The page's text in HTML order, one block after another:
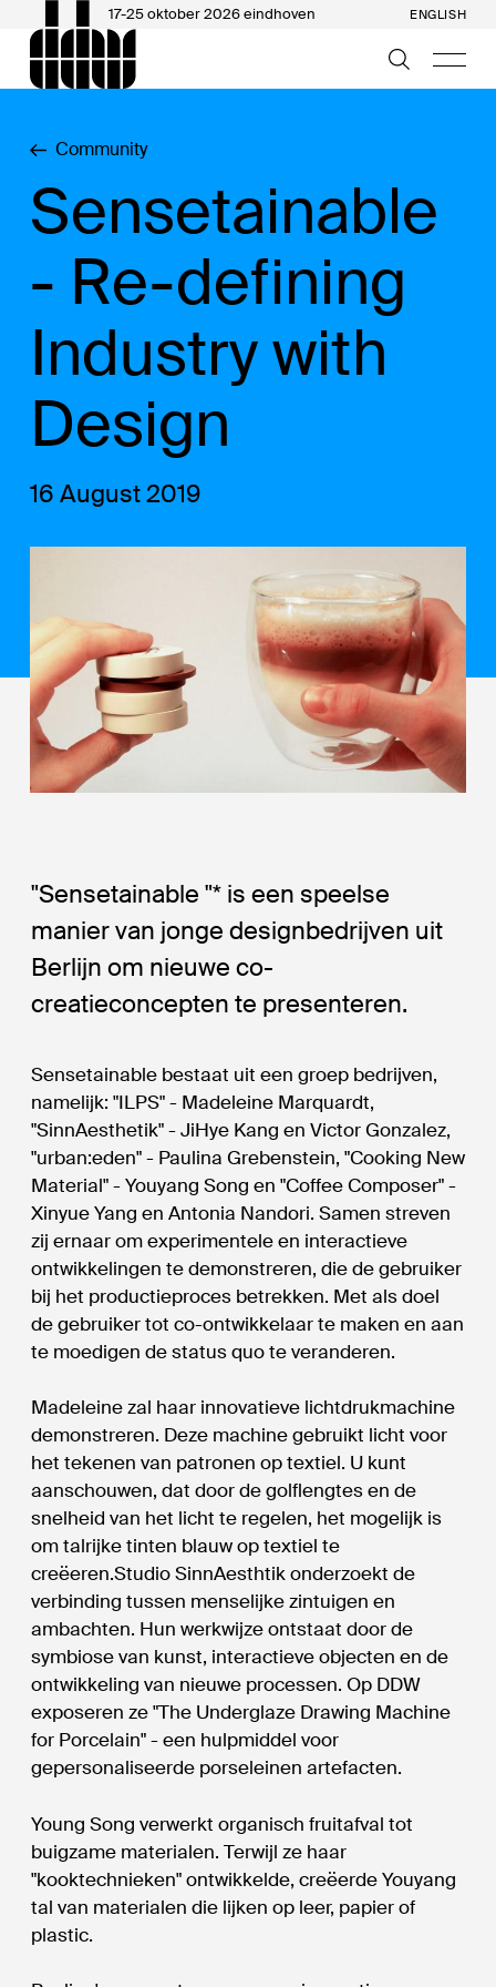
17-25 oktober 2026 eindhoven ENGLISH
Community
Sensetainable
- Re-defining
Industry with
Design
16 August 2019
"Sensetainable "* is een speelse
manier van jonge designbedrijven uit
Berlijn om nieuwe co-
creatieconcepten te presenteren.
Sensetainable bestaat uit een groep bedrijven,
namelijk: "ILPS" - Madeleine Marquardt,
"SinnAesthetik" - JiHye Kang en Victor Gonzalez,
"urban:eden" - Paulina Grebenstein, "Cooking New
Material" - Youyang Song en "Coffee Composer" -
Xinyue Yang en Antonia Nandori. Samen streven
zij ernaar om experimentele en interactieve
ontwikkelingen te demonstreren, die de gebruiker
bij het productieproces betrekken. Met als doel
de gebruiker tot co-ontwikkelaar te maken en aan
te moedigen de status quo te veranderen.
Madeleine zal haar innovatieve lichtdrukmachine
demonstreren. Deze machine gebruikt licht voor
het tekenen van patronen op textiel. U kunt
aanschouwen, dat door de golflengtes en de
snelheid van het licht te regelen, het mogelijk is
om talrijke tinten blauw op textiel te
creëeren.Studio SinnAesthtik onderzoekt de
verbinding tussen menselijke zintuigen en
ambachten. Hun werkwijze ontstaat door de
symbiose van kunst, interactieve objecten en de
ontwikkeling van nieuwe processen. Op DDW
exposeren ze "The Underglaze Drawing Machine
for Porcelain" - een hulpmiddel voor
gepersonaliseerde porseleinen artefacten.
Young Song verwerkt organisch fruitafval tot
buigzame materialen. Terwijl ze haar
"kooktechnieken" ontwikkelde, creëerde Youyang
tal van materialen die lijken op leer, papier of
plastic.